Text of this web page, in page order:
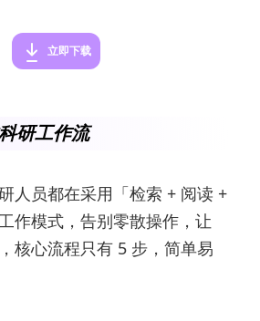
立即下载
研工作流
人员都在采用「检索 + 阅读 +
作模式，告别零散操作，让
核心流程只有 5 步，简单易